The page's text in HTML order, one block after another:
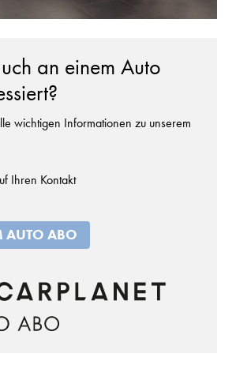
an einem Auto
wichtigen Informationen zu unserem
Ihren Kontakt
AUTO ABO